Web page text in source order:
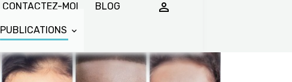
CONTACTEZ-MOI BLOG
PUBLICATIONS